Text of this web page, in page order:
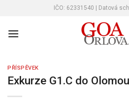
content
IČO: 62331540 | Datová
PŘÍSPĚVEK
Exkurze G1.C do